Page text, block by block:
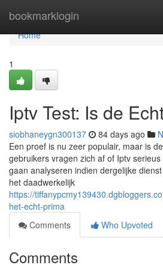
bookmarklogin
Home
Home
1
Iptv Test: Is de
siobhaneygn300137 84 days ago
Een proef is nu zeer populair, maar is
gebruikers vragen zich af of Iptv
gaan analyseren indien dergelijke
het daadwerkelijk
https://
het-echt-prima
Comments
Who Upvoted
Comments